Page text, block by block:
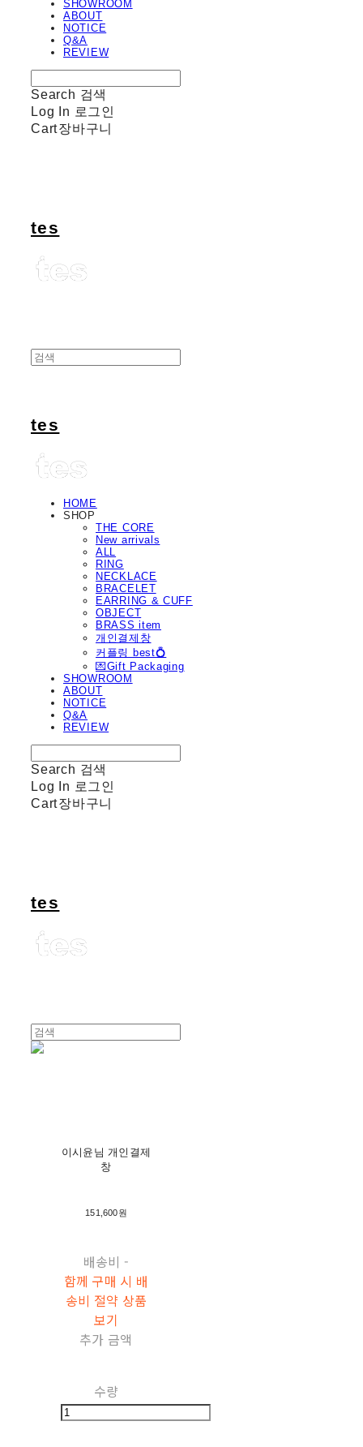
SHOWROOM
ABOUT
NOTICE
Q&A
REVIEW
Search 검색
Log In 로그인
Cart장바구니
tes
tes
HOME
SHOP
THE CORE
New arrivals
ALL
RING
NECKLACE
BRACELET
EARRING & CUFF
OBJECT
BRASS item
개인결제창
커플링 best💍
💌Gift Packaging
SHOWROOM
ABOUT
NOTICE
Q&A
REVIEW
Search 검색
Log In 로그인
Cart장바구니
tes
이시윤님 개인결제
창
151,600원
배송비 -
함께 구매 시 배
송비 절약 상품
보기
추가 금액
수량